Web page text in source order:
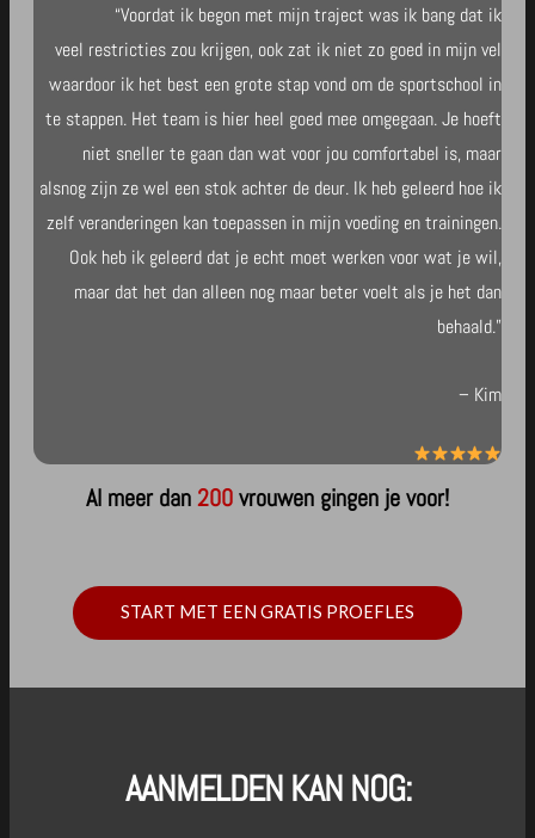
“Voordat ik begon met mijn traject was ik bang dat ik
veel restricties zou krijgen, ook zat ik niet zo goed in mijn vel
waardoor ik het best een grote stap vond om de sportschool in
te stappen. Het team is hier heel goed mee omgegaan. Je hoeft
niet sneller te gaan dan wat voor jou comfortabel is, maar
alsnog zijn ze wel een stok achter de deur. Ik heb geleerd hoe ik
zelf veranderingen kan toepassen in mijn voeding en trainingen.
Ook heb ik geleerd dat je echt moet werken voor wat je wil,
maar dat het dan alleen nog maar beter voelt als je het dan
behaald.”
– Kim
Al meer dan200vrouwen gingen je voor!
START MET EEN GRATIS PROEFLES
AANMELDEN KAN NOG: